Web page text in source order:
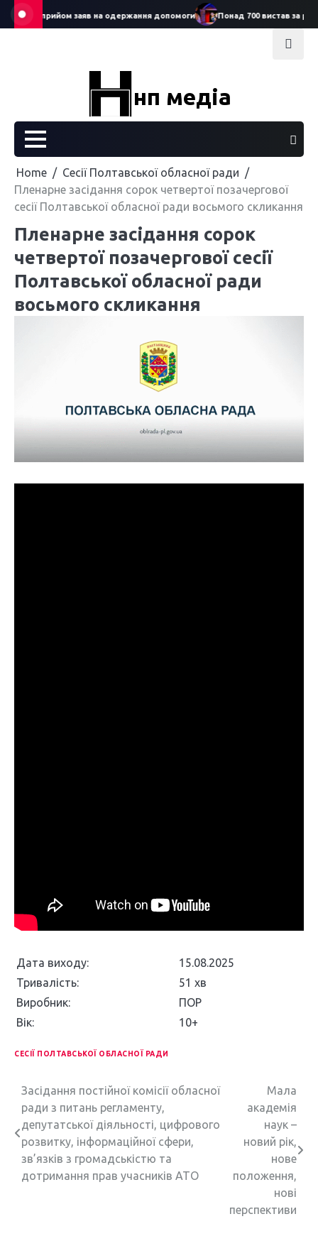
Skip
прийом заяв на одержання допомоги Понад 700 вистав за рік:
нп медіа
Home
Сесії Полтавської обласної ради
Пленарне засідання сорок четвертої позачергової
сесії Полтавської обласної ради восьмого скликання
Пленарне засідання сорок
четвертої позачергової сесії
Полтавської обласної ради
восьмого скликання
Дата виходу:
15.08.2025
Тривалість:
51 хв
Виробник:
ПОР
Вік:
10+
СЕСІЇ ПОЛТАВСЬКОЇ ОБЛАСНОЇ РАДИ
Н
а
в
Засідання постійної комісії обласної
ради з питань регламенту,
депутатської діяльності, цифрового
розвитку, інформаційної сфери,
зв’язків з громадськістю та
дотримання прав учасників АТО
Мала
академія
наук –
новий рік,
нове
положення,
нові
перспективи